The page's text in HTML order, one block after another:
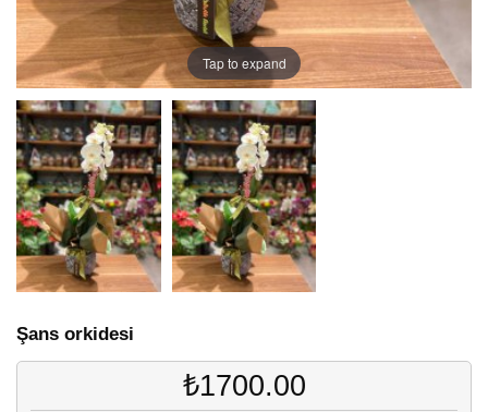
Tap to expand
Şans orkidesi
₺1700.00